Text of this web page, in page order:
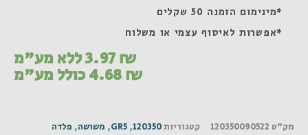
*מינימום הזמנה 50 שקלים
*אפשרות לאיסוף עצמי או משלוח
3.97₪ ללא מע"מ
4.68₪ כולל מע"מ
מק"ט 120350090522 קטגוריות120350
,
GR5
, משושה, פלדה